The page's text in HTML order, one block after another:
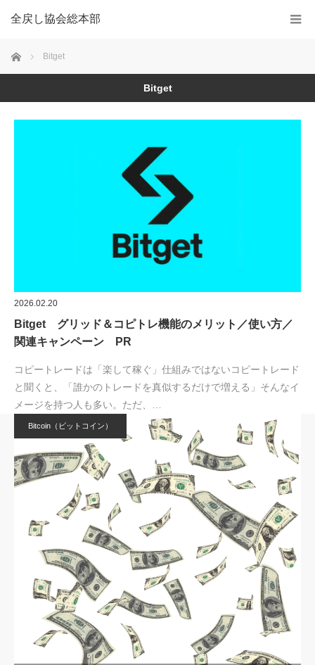
全戻し協会総本部
Home Bitget
Bitget
2026.02.20
Bitget グリッド＆コピトレ機能のメリット／使い方／
関連キャンペーン PR
コピートレードは「楽して稼ぐ」仕組みではないコピートレード
と聞くと、「誰かのトレードを真似するだけで増える」そんなイ
メージを持つ人も多い。ただ、…
Bitcoin（ビットコイン）